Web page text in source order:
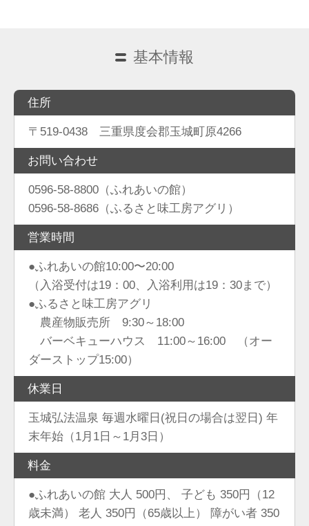
基本情報
住所
〒519-0438 三重県度会郡玉城町原4266
お問い合わせ
0596-58-8800（ふれあいの館）
0596-58-8686（ふるさと味工房アグリ）
営業時間
●ふれあいの館10:00〜20:00
（入浴受付は19：00、入浴利用は19：30まで）
●ふるさと味工房アグリ
農産物販売所 9:30～18:00
バーベキューハウス 11:00～16:00 （オー
ダーストップ15:00）
休業日
玉城弘法温泉 毎週水曜日(祝日の場合は翌日) 年
末年始（1月1日～1月3日）
料金
●ふれあいの館 大人 500円、 子ども 350円（12
歳未満） 老人 350円（65歳以上） 障がい者 350